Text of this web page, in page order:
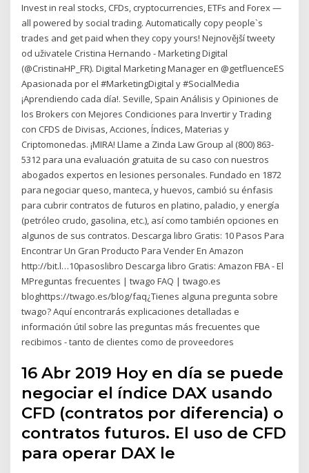
Invest in real stocks, CFDs, cryptocurrencies, ETFs and Forex —
all powered by social trading. Automatically copy people`s
trades and get paid when they copy yours! Nejnovější tweety
od uživatele Cristina Hernando - Marketing Digital
(@CristinaHP_FR). Digital Marketing Manager en @getfluenceES
Apasionada por el #MarketingDigital y #SocialMedia
¡Aprendiendo cada día!. Seville, Spain Análisis y Opiniones de
los Brokers con Mejores Condiciones para Invertir y Trading
con CFDS de Divisas, Acciones, Índices, Materias y
Criptomonedas. ¡MIRA! Llame a Zinda Law Group al (800) 863-
5312 para una evaluación gratuita de su caso con nuestros
abogados expertos en lesiones personales. Fundado en 1872
para negociar queso, manteca, y huevos, cambió su énfasis
para cubrir contratos de futuros en platino, paladio, y energía
(petróleo crudo, gasolina, etc.), así como también opciones en
algunos de sus contratos. Descarga libro Gratis: 10 Pasos Para
Encontrar Un Gran Producto Para Vender En Amazon
http://bit.l…10pasoslibro Descarga libro Gratis: Amazon FBA - El
MPreguntas frecuentes | twago FAQ | twago.es
bloghttps://twago.es/blog/faq¿Tienes alguna pregunta sobre
twago? Aquí encontrarás explicaciones detalladas e
información útil sobre las preguntas más frecuentes que
recibimos - tanto de clientes como de proveedores
16 Abr 2019 Hoy en día se puede
negociar el índice DAX usando
CFD (contratos por diferencia) o
contratos futuros. El uso de CFD
para operar DAX le